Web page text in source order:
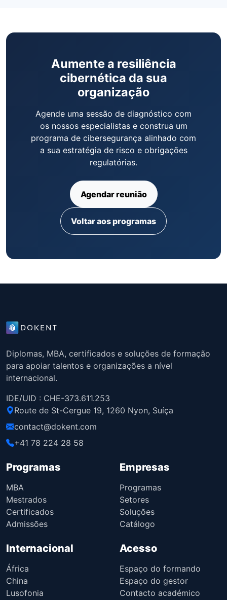
Aumente a resiliência
cibernética da sua
organização
Agende uma sessão de diagnóstico com
os nossos especialistas e construa um
programa de cibersegurança alinhado com
a sua estratégia de risco e obrigações
regulatórias.
Agendar reunião
Voltar aos programas
Diplomas, MBA, certificados e soluções de formação
para apoiar talentos e organizações a nível
internacional.
IDE/UID : CHE-373.611.253
Route de St-Cergue 19, 1260 Nyon, Suíça
contact@dokent.com
+41 78 224 28 58
Programas
MBA
Mestrados
Certificados
Admissões
Empresas
Programas
Setores
Soluções
Catálogo
Internacional
África
China
Lusofonia
Acesso
Espaço do formando
Espaço do gestor
Contacto académico